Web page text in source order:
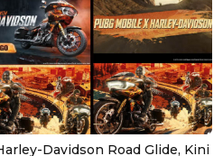
Davidson Road Glide, Kini